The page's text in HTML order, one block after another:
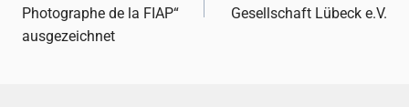
Photographe de la FIAP“
ausgezeichnet
Gesellschaft Lübeck e.V.